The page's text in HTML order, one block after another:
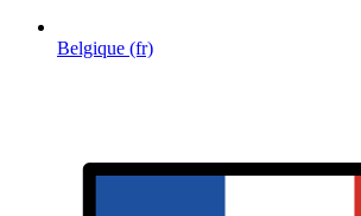
Belgique (fr)